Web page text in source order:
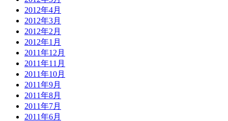
2012年4月
2012年3月
2012年2月
2012年1月
2011年12月
2011年11月
2011年10月
2011年9月
2011年8月
2011年7月
2011年6月